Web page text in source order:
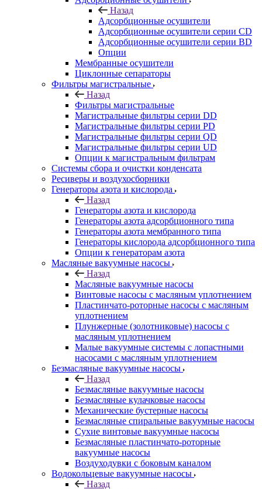
Назад
Адсорбционные осушители
Адсорбционные осушители серии CD
Адсорбционные осушители серии BD
Опции
Мембранные осушители
Циклонные сепараторы
Фильтры магистральные
Назад
Фильтры магистральные
Магистральные фильтры серии DD
Магистральные фильтры серии PD
Магистральные фильтры серии QD
Магистральные фильтры серии UD
Опции к магистральным фильтрам
Системы сбора и очистки конденсата
Ресиверы и воздухосборники
Генераторы азота и кислорода
Назад
Генераторы азота и кислорода
Генераторы азота адсорбционного типа
Генераторы азота мембранного типа
Генераторы кислорода адсорбционного типа
Опции к генераторам азота
Масляные вакуумные насосы
Назад
Масляные вакуумные насосы
Винтовые насосы с масляным уплотнением
Пластинчато-роторные насосы с масляным
уплотнением
Плунжерные (золотниковые) насосы с
масляным уплотнением
Малые вакуумные системы с лопастными
насосами с масляным уплотнением
Безмасляные вакуумные насосы
Назад
Безмасляные вакуумные насосы
Безмасляные кулачковые насосы
Механические бустерные насосы
Безмасляные спиральные вакуумные насосы
Сухие винтовые вакуумные насосы
Безмасляные пластинчато-роторные
вакуумные насосы
Воздуходувки с боковым каналом
Водокольцевые вакуумные насосы
Назад